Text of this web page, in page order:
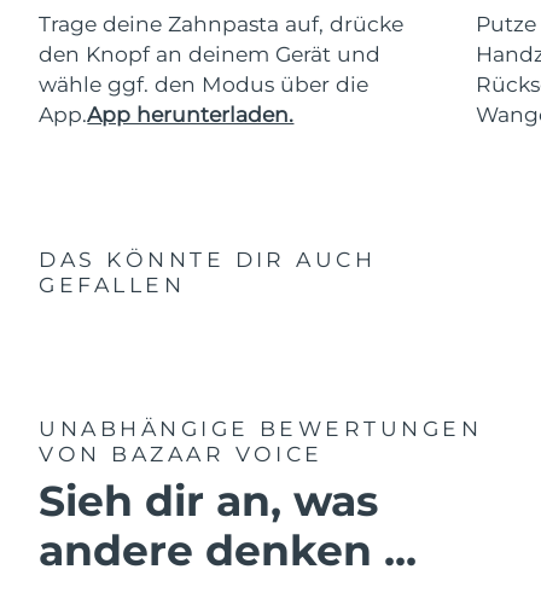
Trage deine Zahnpasta auf, drücke
den Knopf an deinem Gerät und
wähle ggf. den Modus über die
App.App herunterladen.
DAS KÖNNTE DIR AUCH
GEFALLEN
UNABHÄNGIGE BEWERTUNGEN
VON BAZAAR VOICE
Sieh dir an, was
andere denken ...